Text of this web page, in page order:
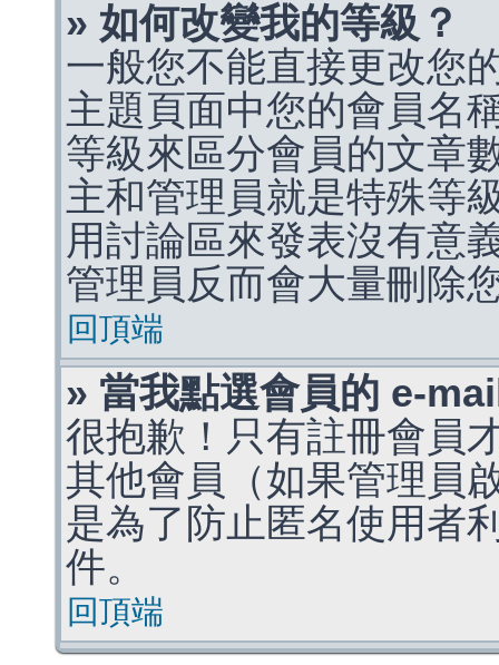
» 如何改變我的等級？
一般您不能直接更改您
主題頁面中您的會員名
等級來區分會員的文章
主和管理員就是特殊等
用討論區來發表沒有意
管理員反而會大量刪除
回頂端
» 當我點選會員的 e-
很抱歉！只有註冊會員
其他會員（如果管理員
是為了防止匿名使用者
件。
回頂端